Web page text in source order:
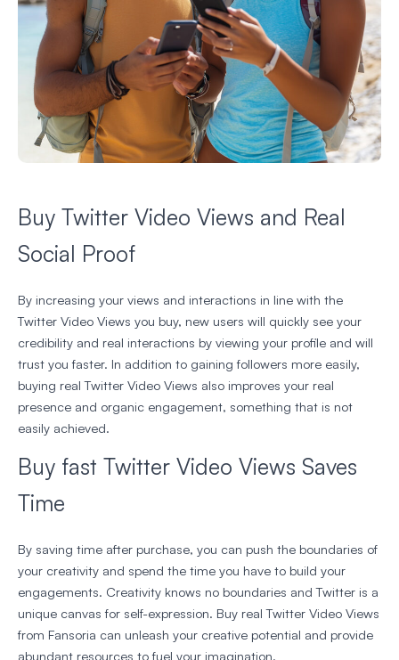
Buy Twitter Video Views and Real
Social Proof
By increasing your views and interactions in line with the
Twitter Video Views you buy, new users will quickly see your
credibility and real interactions by viewing your profile and will
trust you faster. In addition to gaining followers more easily,
buying real Twitter Video Views also improves your real
presence and organic engagement, something that is not
easily achieved.
Buy fast Twitter Video Views Saves
Time
By saving time after purchase, you can push the boundaries of
your creativity and spend the time you have to build your
engagements. Creativity knows no boundaries and Twitter is a
unique canvas for self-expression. Buy real Twitter Video Views
from Fansoria can unleash your creative potential and provide
abundant resources to fuel your imagination.